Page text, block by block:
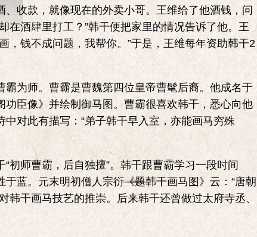
收款，就像现在的外卖小哥。王维给了他酒钱，问
在酒肆里打工？”韩干便把家里的情况告诉了他。王
，钱不成问题，我帮你。”于是，王维每年资助韩干2
为师。曹霸是曹魏第四位皇帝曹髦后裔。他成名于
臣像》并绘制御马图。曹霸很喜欢韩干，悉心向他
对此有描写：“弟子韩干早入室，亦能画马穷殊
师曹霸，后自独擅”。韩干跟曹霸学习一段时间
蓝。元末明初僧人宗衍《题韩干画马图》云：“唐朝
韩干画马技艺的推崇。后来韩干还曾做过太府寺丞、